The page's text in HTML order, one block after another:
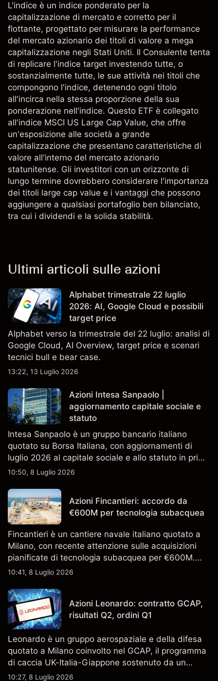
L'indice è un indice ponderato per la
capitalizzazione di mercato e corretto per il
flottante, progettato per misurare la performance
del mercato azionario dei titoli di valore a mega
capitalizzazione negli Stati Uniti. Il Consulente tenta
di replicare l'indice target investendo tutte, o
sostanzialmente tutte, le sue attività nei titoli che
compongono l'indice, detenendo ogni titolo
all'incirca nella stessa proporzione della sua
ponderazione nell'indice. Questo ETF è collegato
all'indice MSCI US Large Cap Value, che offre
un'esposizione alle società a grande
capitalizzazione che presentano caratteristiche di
valore all'interno del mercato azionario
statunitense. Gli investitori con un orizzonte di
lungo termine dovrebbero considerare l'importanza
dei titoli large cap value e i vantaggi che possono
aggiungere a qualsiasi portafoglio ben bilanciato,
tra cui i dividendi e la solida stabilità.
Ultimi articoli sulle azioni
Alphabet trimestrale 22 luglio
2026: AI, Google Cloud e possibili
target price
Alphabet verso la trimestrale del 22 luglio: analisi di
Google Cloud, AI Overview, target price e scenari
tecnici bull e bear case.
13:22, 13 Luglio 2026
Azioni Intesa Sanpaolo |
aggiornamento capitale sociale e
statuto
Intesa Sanpaolo è un gruppo bancario italiano
quotato su Borsa Italiana, con aggiornamenti di
luglio 2026 al capitale sociale e allo statuto in primo
piano. Esplora i target price ISP di terze parti e
un indicatore affidabile dei risultati futuri.
10:50, 8 Luglio 2026
Azioni Fincantieri: accordo da
€600M per tecnologia subacquea
Fincantieri è un cantiere navale italiano quotato a
Milano, con recente attenzione sulle acquisizioni
pianificate di tecnologia subacquea per €600M.
Scopri i target di prezzo FCT di terze parti e l'analisi
indicatore affidabile dei risultati futuri.
10:41, 8 Luglio 2026
Azioni Leonardo: contratto GCAP,
risultati Q2, ordini Q1
Leonardo è un gruppo aerospaziale e della difesa
quotato a Milano coinvolto nel GCAP, il programma
di caccia UK-Italia-Giappone sostenuto da un
contratto da 4,6 miliardi di sterline. I risultati
10:27, 8 Luglio 2026